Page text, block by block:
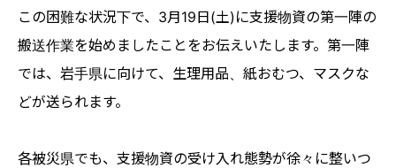
この困難な状況下で、3月19日(土)に支援物資の第一陣の
搬送作業を始めましたことをお伝えいたします。第一陣
では、岩手県に向けて、生理用品、紙おむつ、マスクな
どが送られます。
各被災県でも、支援物資の受け入れ態勢が徐々に整いつ